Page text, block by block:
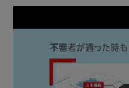
く照らします。
夜間の来訪者も確認しやすい
広角レンズを採用すること
から安心。